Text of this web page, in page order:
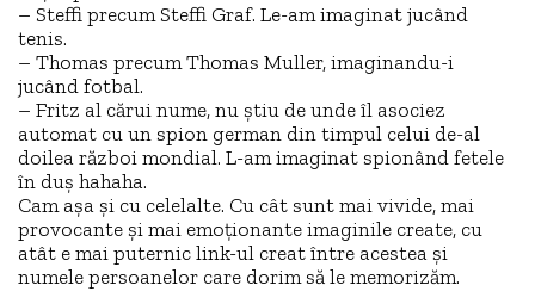
– Steffi precum Steffi Graf. Le-am imaginat jucând
tenis.
– Thomas precum Thomas Muller, imaginandu-i
jucând fotbal.
– Fritz al cărui nume, nu știu de unde îl asociez
automat cu un spion german din timpul celui de-al
doilea război mondial. L-am imaginat spionând fetele
în duș hahaha.
Cam așa și cu celelalte. Cu cât sunt mai vivide, mai
provocante și mai emoționante imaginile create, cu
atât e mai puternic link-ul creat între acestea și
numele persoanelor care dorim să le memorizăm.